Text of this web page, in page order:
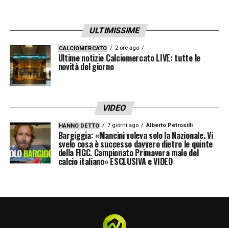
morale. In quel contesto lui è riuscito a
infondere nei giocatori tutto quello che
serviva per riuscire a tornare a vincere il
campionato
CHIVU PROPONE UN ATTACCO FORTE–
«Sono d’accordo con lui perché il calcio è
cambiato nell’interpretazione della gara,
nelle richieste che fanno gli allenatori ai
fatto che quasi ovunque abbiano vinto le
ULTIMISSIME
CALCIOMERCATO 2 ore ago
Ultime notizie Calciomercato LIVE: tutte le
novità del giorno
VIDEO
HANNO DETTO 7 giorni ago Alberto Petrosilli
Bargiggia: «Mancini voleva solo la Nazionale. Vi
svelo cosa è successo davvero dietro le quinte
della FIGC. Campionato Primavera male del
calcio italiano» ESCLUSIVA e VIDEO